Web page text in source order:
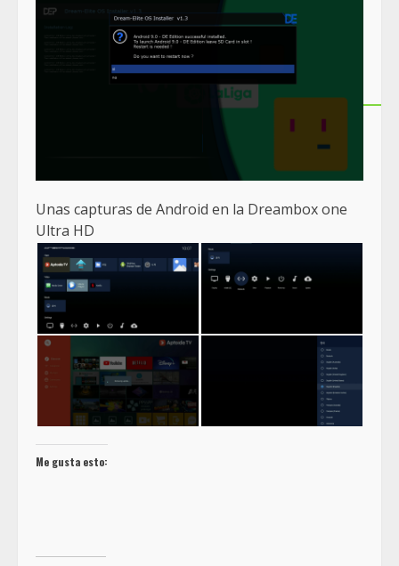
Unas capturas de Android en la Dreambox one
Ultra HD
Me gusta esto: